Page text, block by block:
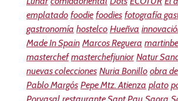
emplatado foodie foodies fotografía
gastronomía hostelco Hueñva
Made In Spain Marcos Reguera
masterchef masterchefjunior Natur
nuevas colecciones Nuria Bonillo obra
Pablo Margós Pepe Mtz. Atienza plato